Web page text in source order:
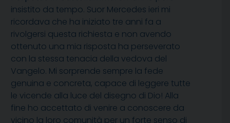
insistito da tempo. Suor Mercedes ieri mi
ricordava che ha iniziato tre anni fa a
rivolgersi questa richiesta e non avendo
ottenuto una mia risposta ha perseverato
con la stessa tenacia della vedova del
Vangelo. Mi sorprende sempre la fede
genuina e concreta, capace di leggere tutte
le vicende alla luce del disegno di Dio! Alla
fine ho accettato di venire a conoscere da
vicino la loro comunità per un forte senso di